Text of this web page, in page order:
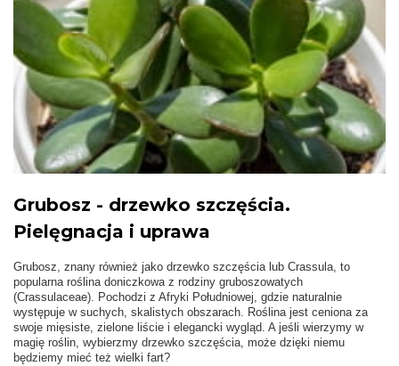
Grubosz - drzewko szczęścia.
Pielęgnacja i uprawa
Grubosz, znany również jako drzewko szczęścia lub Crassula, to
popularna roślina doniczkowa z rodziny gruboszowatych
(Crassulaceae). Pochodzi z Afryki Południowej, gdzie naturalnie
występuje w suchych, skalistych obszarach. Roślina jest ceniona za
swoje mięsiste, zielone liście i elegancki wygląd. A jeśli wierzymy w
magię roślin, wybierzmy drzewko szczęścia, może dzięki niemu
będziemy mieć też wielki fart?